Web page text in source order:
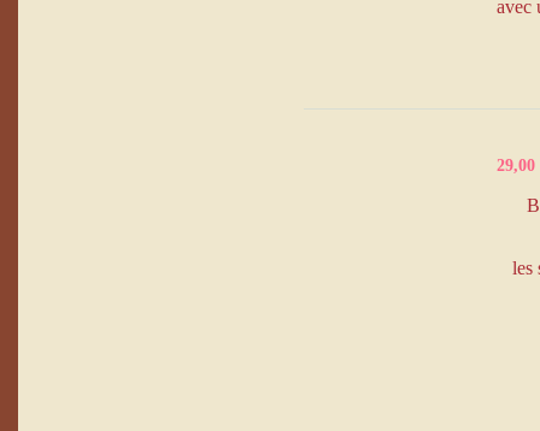
avec
29,00
les